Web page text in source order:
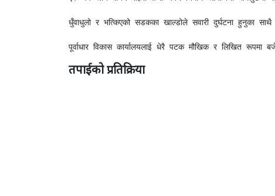
धुँवाधुलो र भत्किएको सडकका खाल्डोले सवारी दुर्घटना हुनुका
पूर्वाधार विकास कार्यालयलाई धेरै पटक मौखिक र लिखित रूपमा
तपाईको प्रतिक्रिया